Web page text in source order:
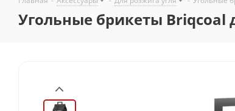
Угольные брикеты Briqcoal